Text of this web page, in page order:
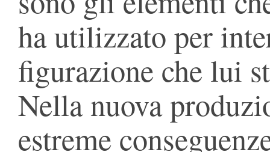
ha utilizzato per
figurazione che lui
Nella nuova
estreme